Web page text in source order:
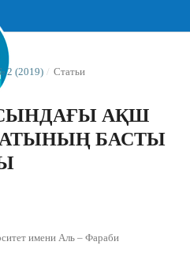
(2019) / Статьи
АҚШ
БАСТЫ
имени Аль – Фараби